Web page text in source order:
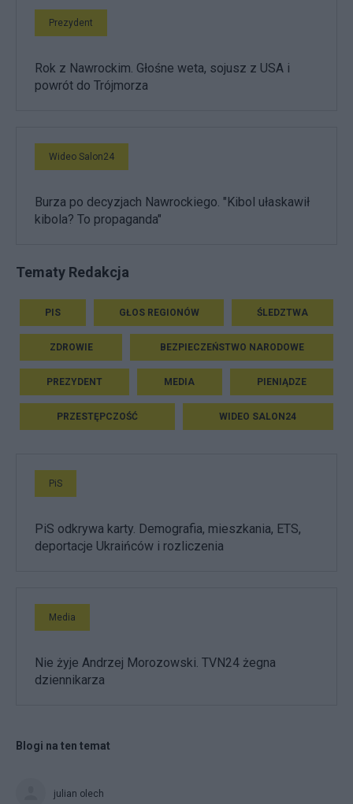
Prezydent
Rok z Nawrockim. Głośne weta, sojusz z USA i
powrót do Trójmorza
Wideo Salon24
Burza po decyzjach Nawrockiego. "Kibol ułaskawił
kibola? To propaganda"
Tematy Redakcja
PIS GŁOS REGIONÓW ŚLEDZTWA
ZDROWIE BEZPIECZEŃSTWO NARODOWE
PREZYDENT MEDIA PIENIĄDZE
PRZESTĘPCZOŚĆ WIDEO SALON24
PiS
PiS odkrywa karty. Demografia, mieszkania, ETS,
deportacje Ukraińców i rozliczenia
Media
Nie żyje Andrzej Morozowski. TVN24 żegna
dziennikarza
Blogi na ten temat
julian olech